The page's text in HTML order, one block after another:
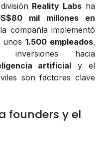
Reality Labs ha
mil millones en
compañía implementó
unos 1.500 empleados.
hacia
artificial y el
son factores clave
founders y el